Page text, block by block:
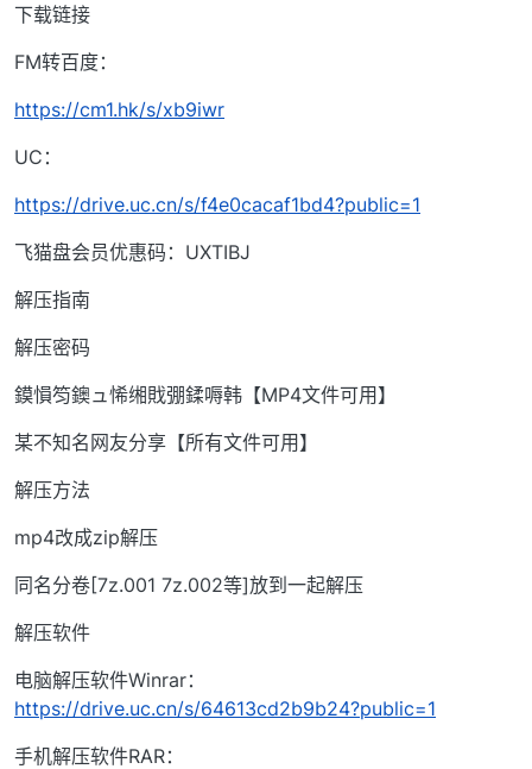
下载链接
FM转百度：
https://cm1.hk/s/xb9iwr
UC：
https://drive.uc.cn/s/f4e0cacaf1bd4?public=1
飞猫盘会员优惠码：UXTIBJ
解压指南
解压密码
鏌愪笉鐭ュ悕缃戝弸鍒嗕韩【MP4文件可用】
某不知名网友分享【所有文件可用】
解压方法
mp4改成zip解压
同名分卷[7z.001 7z.002等]放到一起解压
解压软件
电脑解压软件Winrar：
https://drive.uc.cn/s/64613cd2b9b24?public=1
手机解压软件RAR：